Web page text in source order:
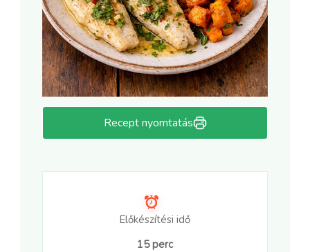
Recept nyomtatás
Előkészítési idő
15 perc